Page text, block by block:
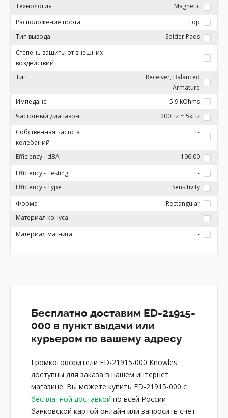
Технология
Magnetic
Расположение порта
Top
Тип вывода
Solder Pads
Степень защиты от внешних
воздействий
-
Тип
Receiver, Balanced
Armature
Импеданс
5.9 kOhms
Частотный диапазон
200Hz ~ 5kHz
Собственная частота
колебаний
-
Efficiency - dBA
106.00
Efficiency - Testing
-
Efficiency - Type
Sensitivity
Форма
Rectangular
Материал конуса
-
Материал магнита
-
Бесплатно доставим ED-21915-
000 в пункт выдачи или
курьером по вашему адресу
Громкоговорители ED-21915-000 Knowles
доступны для заказа в нашем интернет
магазине. Вы можете купить ED-21915-000 с
бесплатной доставкой по всей России
банковской картой онлайн или запросить счет